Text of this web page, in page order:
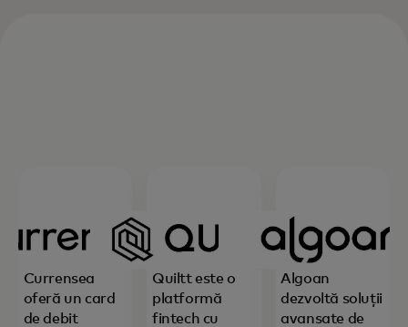
Currensea
oferă un card
de debit
Quiltt este o
platformă
fintech cu
Algoan
dezvoltă soluții
avansate de